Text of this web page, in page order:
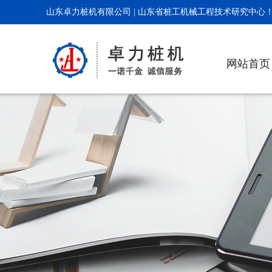
山东卓力桩机有限公司 | 山东省桩工机械工程技术研究中心
网站首页